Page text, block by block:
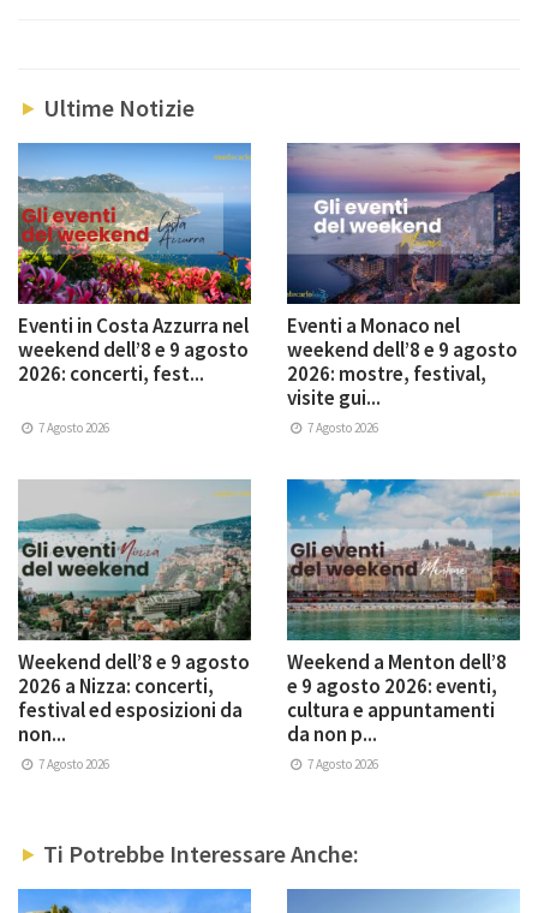
Ultime Notizie
Eventi in Costa Azzurra nel
weekend dell’8 e 9 agosto
2026: concerti, fest...
7 Agosto 2026
Eventi a Monaco nel
weekend dell’8 e 9 agosto
2026: mostre, festival,
visite gui...
7 Agosto 2026
Weekend dell’8 e 9 agosto
2026 a Nizza: concerti,
festival ed esposizioni da
non...
7 Agosto 2026
Weekend a Menton dell’8
e 9 agosto 2026: eventi,
cultura e appuntamenti
da non p...
7 Agosto 2026
Ti Potrebbe Interessare Anche: